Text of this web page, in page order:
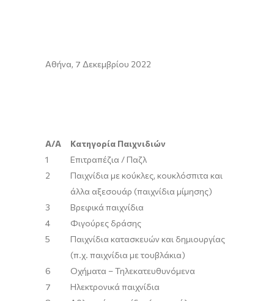
Αθήνα, 7 Δεκεμβρίου 2022
Α/Α
Κατηγορία Παιχνιδιών
1
Επιτραπέζια / Παζλ
2
Παιχνίδια με κούκλες, κουκλόσπιτα και
άλλα αξεσουάρ (παιχνίδια μίμησης)
3
Βρεφικά παιχνίδια
4
Φιγούρες δράσης
5
Παιχνίδια κατασκευών και δημιουργίας
(π.χ. παιχνίδια με τουβλάκια)
6
Οχήματα – Τηλεκατευθυνόμενα
7
Ηλεκτρονικά παιχνίδια